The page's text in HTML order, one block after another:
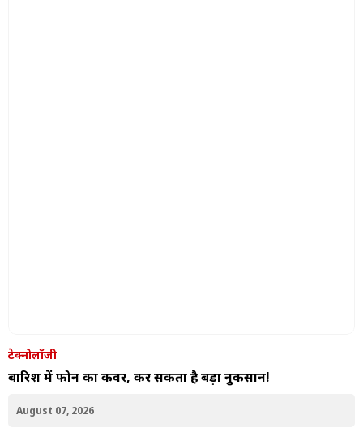
टेक्नोलॉजी
बारिश में फोन का कवर, कर सकता है बड़ा नुकसान!
August 07, 2026